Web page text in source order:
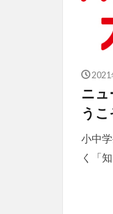
2021
ニ
うこ
小中
く「